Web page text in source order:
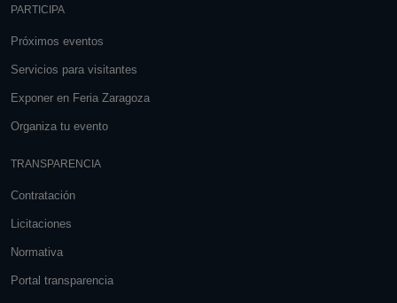
PARTICIPA
Próximos eventos
Servicios para visitantes
Exponer en Feria Zaragoza
Organiza tu evento
TRANSPARENCIA
Contratación
Licitaciones
Normativa
Portal transparencia